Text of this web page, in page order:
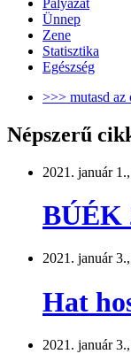
Ünnep
Zene
Statisztika
Egészség
>>> mutasd az
Népszerű
2021. január
BÚÉK
2021. január
Hat
2021. január